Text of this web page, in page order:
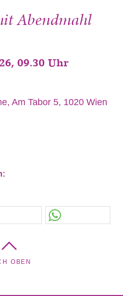
Abendmahl
09.30 Uhr
Am Tabor 5, 1020 Wien
OBEN